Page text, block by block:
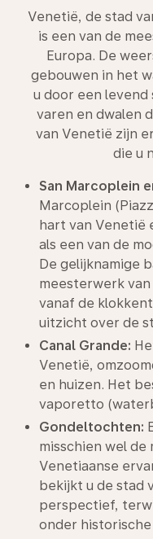
Venetië, de stad
is een van de
Europa. De
gebouwen in het
u door een
varen en dwalen
van Venetië zijn
die u
San Marcoplein
Marcoplein
hart van Venetië
als een van de
De gelijknamige
meesterwerk
vanaf de
uitzicht over de
Canal Grande:
Venetië,
en huizen. Het
vaporetto
Gondeltochten:
misschien wel de
Venetiaanse
bekijkt u de stad
perspectief,
onder